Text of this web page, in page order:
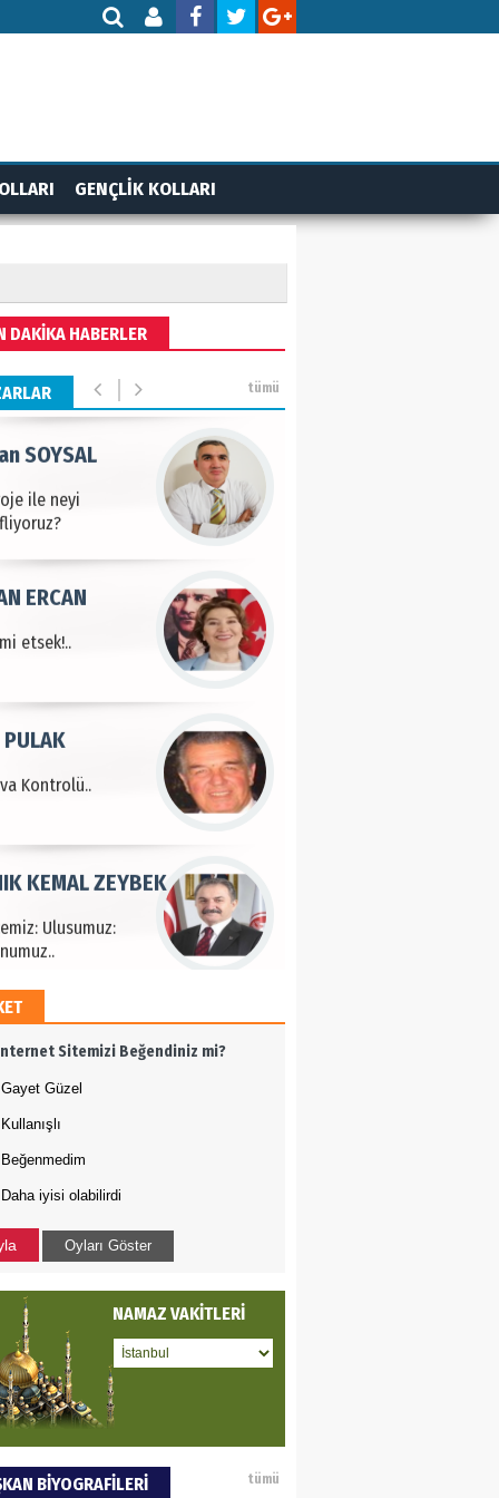
GENÇLİK KOLLARI
DAKİKA HABERLER
tümü
TAŞDEMİR
- Sağlık turizminde
başarı…
BULUZ
tarımla para
ile neyi
SOYSAL
etsek!..
ERCAN
Kontrolü..
PULAK
Ulusumuz:
KEMAL ZEYBEK
12 Eylül..
TAŞDEMİR
- Sağlık turizminde
başarı…
BULUZ
tarımla para
ile neyi
SOYSAL
Sitemizi Beğendiniz mi?
Gayet Güzel
Kullanışlı
Beğenmedim
Daha iyisi olabilirdi
Oyları Göster
NAMAZ VAKİTLERİ
BİYOGRAFİLERİ tümü